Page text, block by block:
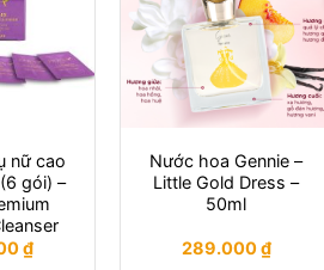
nữ cao
gói) –
₫
Nước hoa Gennie –
Little Gold Dress –
50ml
289.000₫